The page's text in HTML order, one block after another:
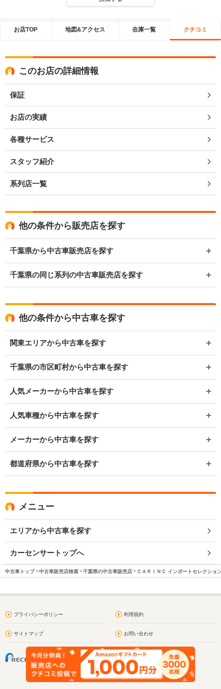
お店TOP 地図&アクセス 在庫一覧 クチコミ
このお店の詳細情報
保証
お店の実績
各種サービス
スタッフ紹介
系列店一覧
他の条件から販売店を探す
千葉県から中古車販売店を探す
千葉県の同じ系列の中古車販売店を探す
他の条件から中古車を探す
関東エリアから中古車を探す
千葉県の市区町村から中古車を探す
人気メーカーから中古車を探す
人気車種から中古車を探す
メーカーから中古車を探す
都道府県から中古車を探す
メニュー
エリアから中古車を探す
カーセンサートップへ
中古車トップ 中古車販売店検索 千葉県の中古車販売店 ＣＡＲＩＮＣ インポートセレクショ
プライバシーポリシー 利用規約
サイトマップ お問い合わせ